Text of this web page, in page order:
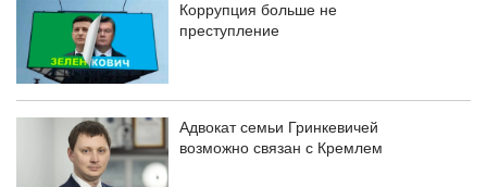
Коррупция больше не
преступление
Адвокат семьи Гринкевичей
возможно связан с Кремлем